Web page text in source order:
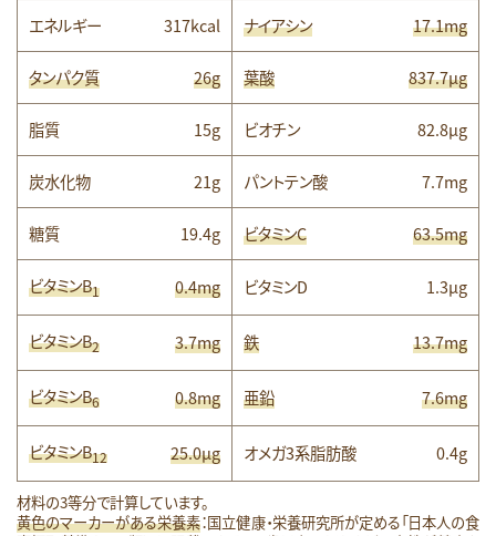
エネルギー 317kcal ナイアシン 17.1mg
タンパク質 26g 葉酸 837.7μg
脂質 15g ビオチン 82.8µg
炭水化物 21g パントテン酸 7.7mg
糖質 19.4g ビタミンC 63.5mg
ビタミンB1 0.4mg ビタミンD 1.3μg
ビタミンB2 3.7mg 鉄 13.7mg
ビタミンB6 0.8mg 亜鉛 7.6mg
ビタミンB12 25.0μg オメガ3系脂肪酸 0.4g
材料の3等分で計算しています。
黄色のマーカーがある栄養素：国立健康・栄養研究所が定める「日本人の食